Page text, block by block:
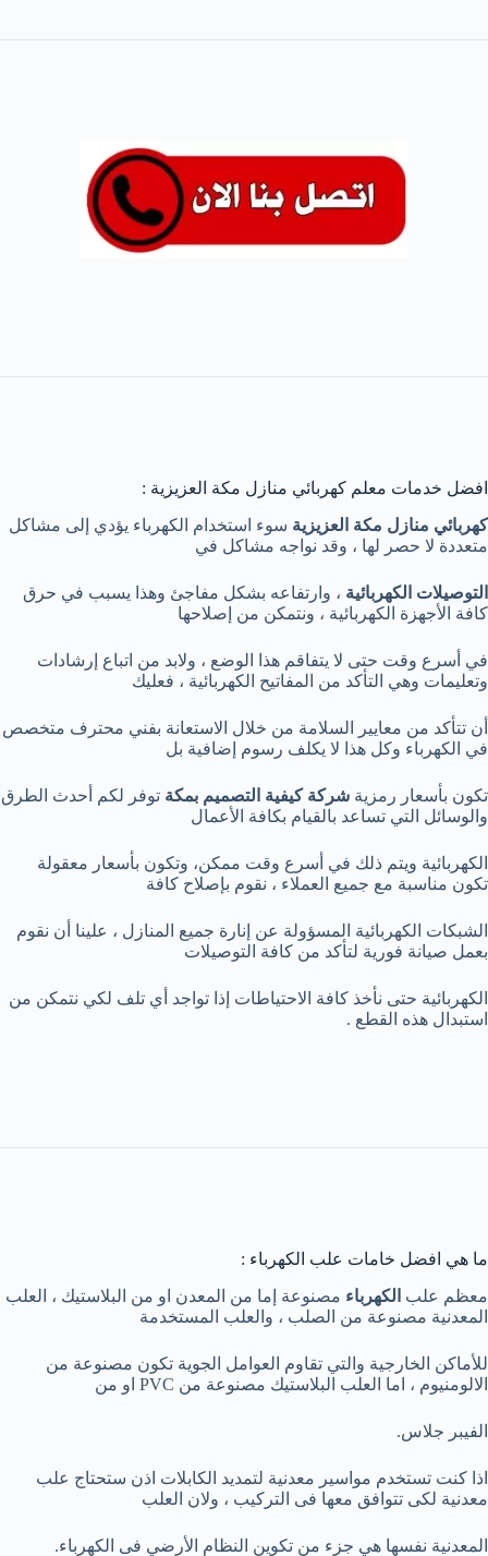
افضل خدمات معلم كهربائي منازل مكة العزيزية :
كهربائي منازل مكة العزيزية سوء استخدام الكهرباء يؤدي إلى مشاكل
متعددة لا حصر لها ، وقد نواجه مشاكل في
التوصيلات الكهربائية ، وارتفاعه بشكل مفاجئ وهذا يسبب في حرق
كافة الأجهزة الكهربائية ، ونتمكن من إصلاحها
في أسرع وقت حتى لا يتفاقم هذا الوضع ، ولابد من اتباع إرشادات
وتعليمات وهي التأكد من المفاتيح الكهربائية ، فعليك
أن تتأكد من معايير السلامة من خلال الاستعانة بفني محترف متخصص
في الكهرباء وكل هذا لا يكلف رسوم إضافية بل
تكون بأسعار رمزية شركة كيفية التصميم بمكة توفر لكم أحدث الطرق
والوسائل التي تساعد بالقيام بكافة الأعمال
الكهربائية ويتم ذلك في أسرع وقت ممكن، وتكون بأسعار معقولة
تكون مناسبة مع جميع العملاء ، نقوم بإصلاح كافة
الشبكات الكهربائية المسؤولة عن إنارة جميع المنازل ، علينا أن نقوم
بعمل صيانة فورية لتأكد من كافة التوصيلات
الكهربائية حتى نأخذ كافة الاحتياطات إذا تواجد أي تلف لكي نتمكن من
استبدال هذه القطع .
ما هي افضل خامات علب الكهرباء :
معظم علب الكهرباء مصنوعة إما من المعدن او من البلاستيك ، العلب
المعدنية مصنوعة من الصلب ، والعلب المستخدمة
للأماكن الخارجية والتي تقاوم العوامل الجوية تكون مصنوعة من
الالومنيوم ، اما العلب البلاستيك مصنوعة من PVC او من
الفيبر جلاس.
اذا كنت تستخدم مواسير معدنية لتمديد الكابلات اذن ستحتاج علب
معدنية لكى تتوافق معها فى التركيب ، ولان العلب
المعدنية نفسها هي جزء من تكوين النظام الأرضي فى الكهرباء.